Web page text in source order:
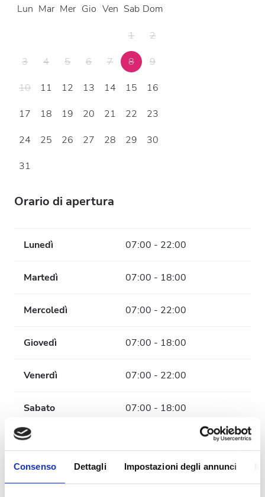
Consenso Dettagli Impostazioni degli annunci
Lun Mar Mer Gio Ven Sab Dom
1
2
3
4 5 6 7 8
9
10
11 12 13 14 15
16
17
18 19 20 21 22
23
24
25 26 27 28 29
30
31
Orario di apertura
Lunedì 07:00 - 22:00
Martedì 07:00 - 18:00
Mercoledì 07:00 - 22:00
Giovedì 07:00 - 18:00
Venerdì 07:00 - 22:00
Sabato 07:00 - 18:00
Domenica
Personale